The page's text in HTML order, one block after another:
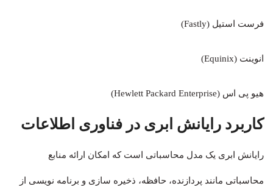
فرست استیل (Fastly)
انوینت (Equinix)
هیو پی اس (Hewlett Packard Enterprise)
کاربرد رایانش ابری در فناوری اطلاعات
رایانش ابری یک مدل محاسباتی است که امکان ارائه منابع
محاسباتی مانند پردازنده، حافظه، ذخیره سازی و برنامه نویسی از